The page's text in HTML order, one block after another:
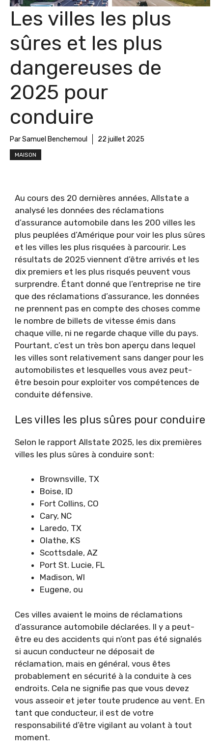
Les villes les plus
sûres et les plus
dangereuses de
2025 pour
conduire
Par Samuel Benchemoul 22 juillet 2025
MAISON
Au cours des 20 dernières années, Allstate a
analysé les données des réclamations
d’assurance automobile dans les 200 villes les
plus peuplées d’Amérique pour voir les plus sûres
et les villes les plus risquées à parcourir. Les
résultats de 2025 viennent d’être arrivés et les
dix premiers et les plus risqués peuvent vous
surprendre. Étant donné que l’entreprise ne tire
que des réclamations d’assurance, les données
ne prennent pas en compte des choses comme
le nombre de billets de vitesse émis dans
chaque ville, ni ne regarde chaque ville du pays.
Pourtant, c’est un très bon aperçu dans lequel
les villes sont relativement sans danger pour les
automobilistes et lesquelles vous avez peut-
être besoin pour exploiter vos compétences de
conduite défensive.
Les villes les plus sûres pour conduire
Selon le rapport Allstate 2025, les dix premières
villes les plus sûres à conduire sont:
Brownsville, TX
Boise, ID
Fort Collins, CO
Cary, NC
Laredo, TX
Olathe, KS
Scottsdale, AZ
Port St. Lucie, FL
Madison, WI
Eugene, ou
Ces villes avaient le moins de réclamations
d’assurance automobile déclarées. Il y a peut-
être eu des accidents qui n’ont pas été signalés
si aucun conducteur ne déposait de
réclamation, mais en général, vous êtes
probablement en sécurité à la conduite à ces
endroits. Cela ne signifie pas que vous devez
vous asseoir et jeter toute prudence au vent. En
tant que conducteur, il est de votre
responsabilité d’être vigilant au volant à tout
moment.